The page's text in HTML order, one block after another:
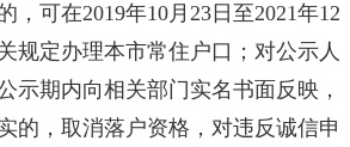
可在2019年10月23日至2021年12
规定办理本市常住户口；对公示人
示期内向相关部门实名书面反映，
的，取消落户资格，对违反诚信申